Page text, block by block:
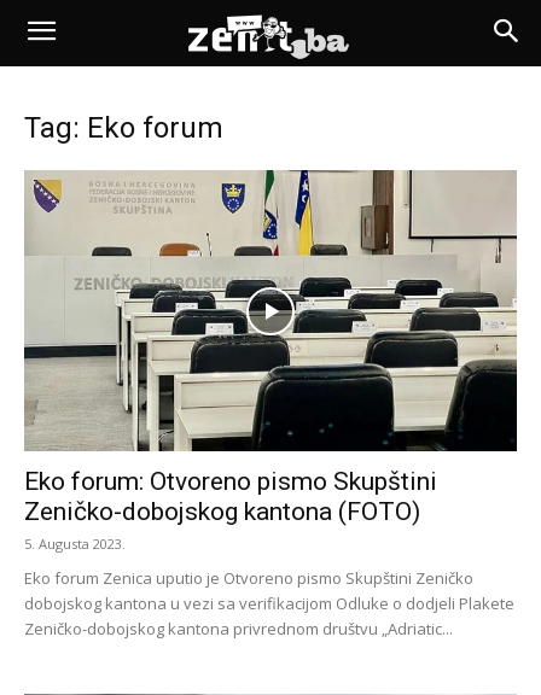
Tag: Eko forum
Eko forum: Otvoreno pismo Skupštini
Zeničko-dobojskog kantona (FOTO)
5. Augusta 2023.
Eko forum Zenica uputio je Otvoreno pismo Skupštini Zeničko
dobojskog kantona u vezi sa verifikacijom Odluke o dodjeli Plakete
Zeničko-dobojskog kantona privrednom društvu „Adriatic...